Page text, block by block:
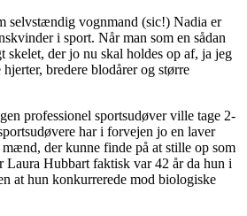
selvstændig vognmand (sic!) Nadia er
i sport. Når man som en sådan
skelet, der jo nu skal holdes op af, ja jeg
bredere blodårer og større
professionel sportsudøver ville tage 2-
har i forvejen jo en laver
der kunne finde på at stille op som
Laura Hubbart faktisk var 42 år da hun i
at hun konkurrerede mod biologiske